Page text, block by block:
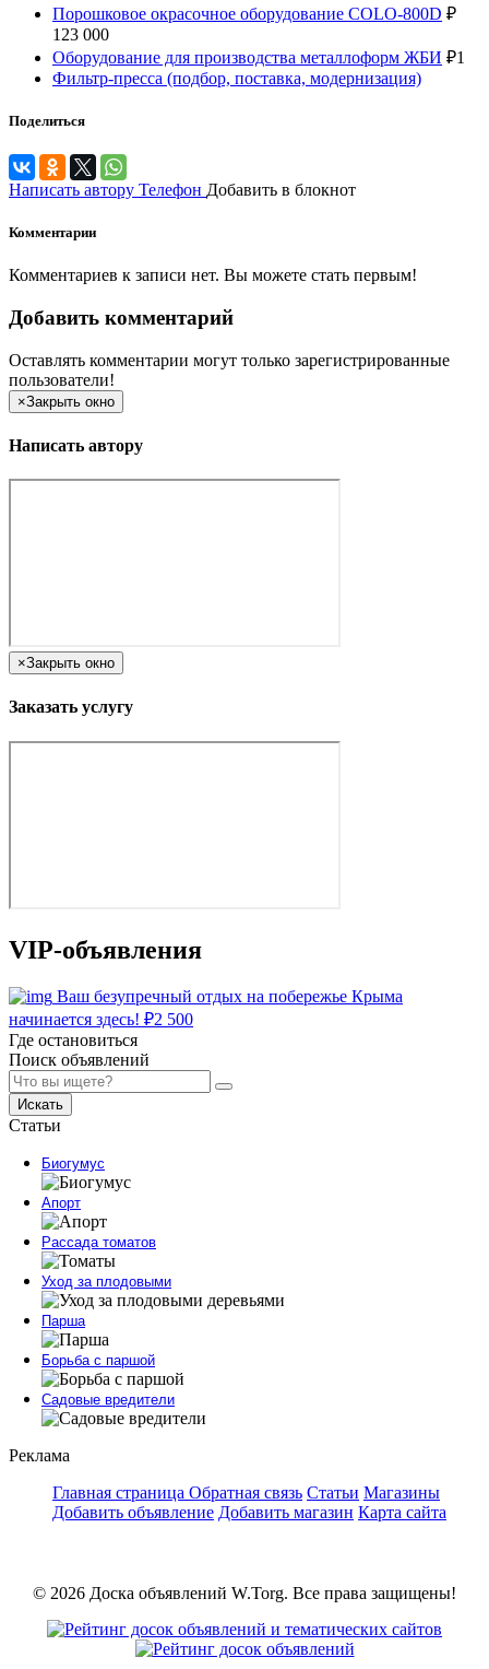
Порошковое окрасочное оборудование COLO-800D ₽
123 000
Оборудование для производства металлоформ ЖБИ ₽1
Фильтр-пресса (подбор, поставка, модернизация)
Поделиться
Написать автору Телефон Добавить в блокнот
Комментарии
Комментариев к записи нет. Вы можете стать первым!
Добавить комментарий
Оставлять комментарии могут только зарегистрированные
пользователи!
×Закрыть окно
Написать автору
×Закрыть окно
Заказать услугу
VIP-объявления
Ваш безупречный отдых на побережье Крыма
начинается здесь! ₽2 500
Где остановиться
Поиск объявлений
Искать
Статьи
Биогумус
Апорт
Рассада томатов
Уход за плодовыми
Парша
Борьба с паршой
Садовые вредители
Реклама
Главная страница Обратная связь Статьи Магазины
Добавить объявление Добавить магазин Карта сайта
© 2026 Доска объявлений W.Torg. Все права защищены!